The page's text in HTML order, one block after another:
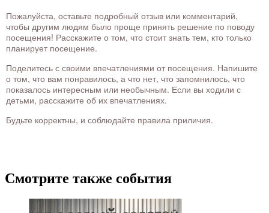
Пожалуйста, оставьте подробный отзыв или комментарий,
чтобы другим людям было проще принять решение по поводу
посещения! Расскажите о том, что стоит знать тем, кто только
планирует посещение.
Поделитесь с своими впечатлениями от посещения. Напишите
о том, что вам понравилось, а что нет, что запомнилось, что
показалось интересным или необычным. Если вы ходили с
детьми, расскажите об их впечатлениях.
Будьте корректны, и соблюдайте правила приличия.
Смотрите также события